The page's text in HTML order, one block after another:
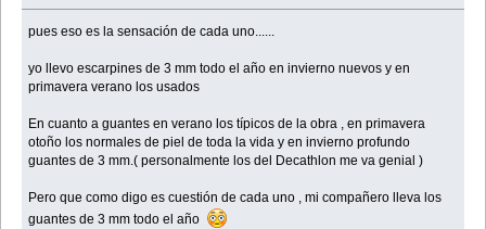
pues eso es la sensación de cada uno......
yo llevo escarpines de 3 mm todo el año en invierno nuevos y en
primavera verano los usados
En cuanto a guantes en verano los típicos de la obra , en primavera
otoño los normales de piel de toda la vida y en invierno profundo
guantes de 3 mm.( personalmente los del Decathlon me va genial )
Pero que como digo es cuestión de cada uno , mi compañero lleva los
guantes de 3 mm todo el año